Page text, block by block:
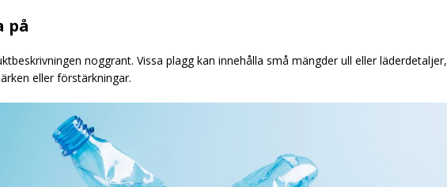
på
noggrant. Vissa plagg kan innehålla små mängder ull eller läderdetaljer,
eller förstärkningar.